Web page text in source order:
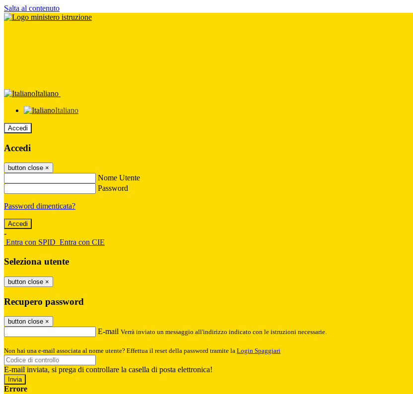
Salta al contenuto
Italiano
Italiano
Accedi
Accedi
button close ×
Nome Utente
Password
Password dimenticata?
-
Entra con SPID Entra con CIE
Seleziona utente
button close ×
Recupero password
button close ×
E-mail Verrà inviato un messaggio all'indirizzo indicato con le istruzioni necessarie.
Non hai una e-mail associata al nome utente? Effettua il reset della password tramite la Login Spaggiari
E-mail inviata, si prega di controllare la casella di posta elettronica!
Errore